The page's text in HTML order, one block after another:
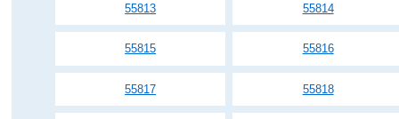
55813 55814
55815 55816
55817 55818